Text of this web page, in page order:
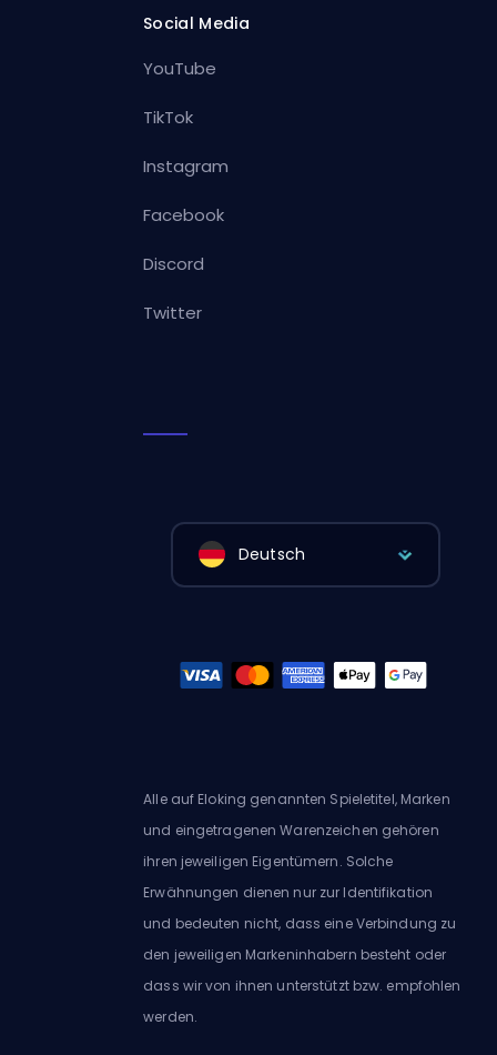
Social Media
YouTube
TikTok
Instagram
Facebook
Discord
Twitter
Deutsch
Alle auf Eloking genannten Spieletitel, Marken
und eingetragenen Warenzeichen gehören
ihren jeweiligen Eigentümern. Solche
Erwähnungen dienen nur zur Identifikation
und bedeuten nicht, dass eine Verbindung zu
den jeweiligen Markeninhabern besteht oder
dass wir von ihnen unterstützt bzw. empfohlen
werden.